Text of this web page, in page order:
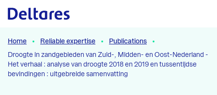
Naar hoofdcontent
Home Reliable expertise
Publications
Droogte in zandgebieden van Zuid-, Midden- en Oost-Nederland -
Het verhaal : analyse van droogte 2018 en 2019 en tussentijdse
bevindingen : uitgebreide samenvatting